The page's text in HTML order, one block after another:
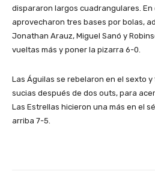
dispararon largos cuadrangulares.
aprovecharon tres bases por bolas,
Jonathan Arauz, Miguel Sanó y
vueltas más y poner la pizarra 6-0.
Las Águilas se rebelaron en el sexto
sucias después de dos outs, para
Las Estrellas hicieron una más en el
arriba 7-5.